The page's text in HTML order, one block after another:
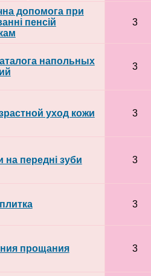
допомога при
пенсій
3
напольных
3
уход кожи 3
на передні зуби 3
3
прощания 3